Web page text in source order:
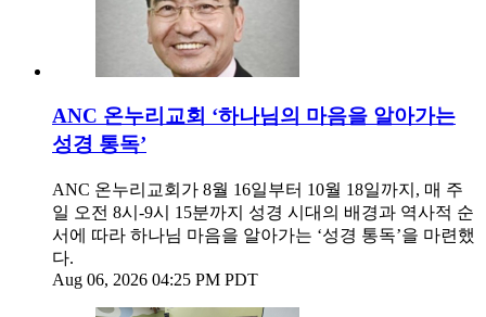
ANC 온누리교회 ‘하나님의 마음을 알아가는
성경 통독’
ANC 온누리교회가 8월 16일부터 10월 18일까지, 매 주
일 오전 8시-9시 15분까지 성경 시대의 배경과 역사적 순
서에 따라 하나님 마음을 알아가는 ‘성경 통독’을 마련했
다.
Aug 06, 2026 04:25 PM PDT